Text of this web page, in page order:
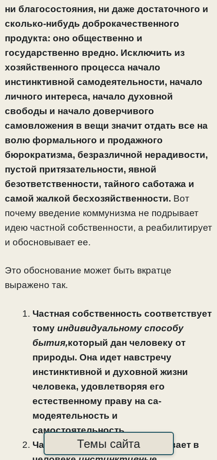
ни благосостояния, ни даже достаточного и
сколько-нибудь доброкачественного
продукта: оно об­щественно и
государственно вредно. Исключить из
хозяй­ственного процесса начало
инстинктивной самодеятельно­сти, начало
личного интереса, начало духовной
свободы и начало доверчивого
самовложения в вещи значит отдать все на
волю формального и продажного
бюрократизма, безразличной нерадивости,
пустой притязательности, яв­ной
безответственности, тайного саботажа и
самой жалкой бесхозяйственности. Вот
почему введение коммунизма не подрывает
идею частной собственности, а реабилитирует
и обосновывает ее.
Это обоснование может быть вкратце
выражено так.
Частная собственность соответствует
тому индиви­дуальному способу
бытия,который дан человеку от
приро­ды. Она идет навстречу
инстинктивной и духовной жизни
человека, удовлетворяя его
естественному праву на са­
модеятельность и
самостоятельность.
Частная собственность вызывает в
Темы сайта